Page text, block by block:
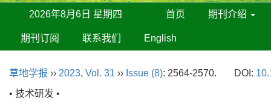
2026年8月6日 星期四 首页 期刊介绍
期刊订阅 联系我们 English
草地学报 ›› 2023, Vol. 31 ›› Issue (8): 2564-2570. DOI:
• 技术研发 •